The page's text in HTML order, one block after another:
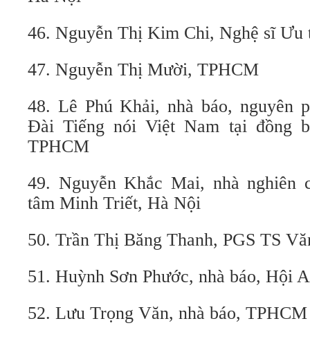
46. Nguyễn Thị Kim Chi, Nghệ sĩ Ưu
47. Nguyễn Thị Mười, TPHCM
48. Lê Phú Khải, nhà báo, nguyên
Đài Tiếng nói Việt Nam tại đồng
TPHCM
49. Nguyễn Khắc Mai, nhà nghiên
tâm Minh Triết, Hà Nội
50. Trần Thị Băng Thanh, PGS TS
51. Huỳnh Sơn Phước, nhà báo, Hội
52. Lưu Trọng Văn, nhà báo, TPHCM